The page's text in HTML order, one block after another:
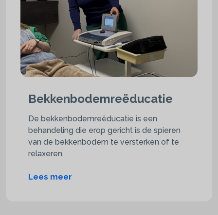
Bekkenbodem­reëducatie
De bekkenbodemreëducatie is een
behandeling die erop gericht is de spieren
van de bekkenbodem te versterken of te
relaxeren.
Lees meer